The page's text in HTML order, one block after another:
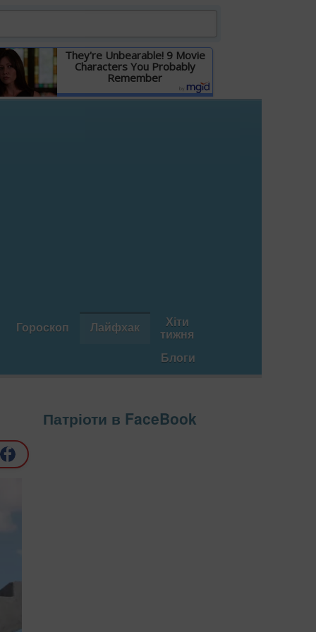
They're Unbearable! 9 Movie
Characters You Probably
Remember
Детальніше
Гороскоп Лайфхак Хіти
тижня
Блоги
Патріоти в FaceBook